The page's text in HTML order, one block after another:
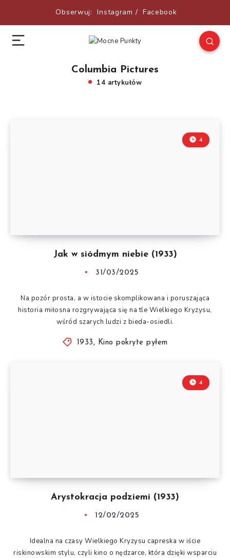
Obserwuj: Instagram / Facebook
Columbia Pictures
14 artykułów
Jak w siódmym niebie (1933)
4
31/03/2025
Na pozór prosta, a w istocie skomplikowana i poruszająca
historia miłosna rozgrywająca się na tle Wielkiego Kryzysu,
wśród szarych ludzi z bieda-osiedli.
1933, Kino pokryte pyłem
Arystokracja podziemi (1933)
4
12/02/2025
Idealna na czasy Wielkiego Kryzysu capreska w iście
riskinowskim stylu, czyli kino o nędzarce, która dzięki wsparciu